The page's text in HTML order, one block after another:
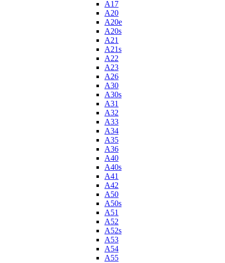
A17
A20
A20e
A20s
A21
A21s
A22
A23
A26
A30
A30s
A31
A32
A33
A34
A35
A36
A40
A40s
A41
A42
A50
A50s
A51
A52
A52s
A53
A54
A55